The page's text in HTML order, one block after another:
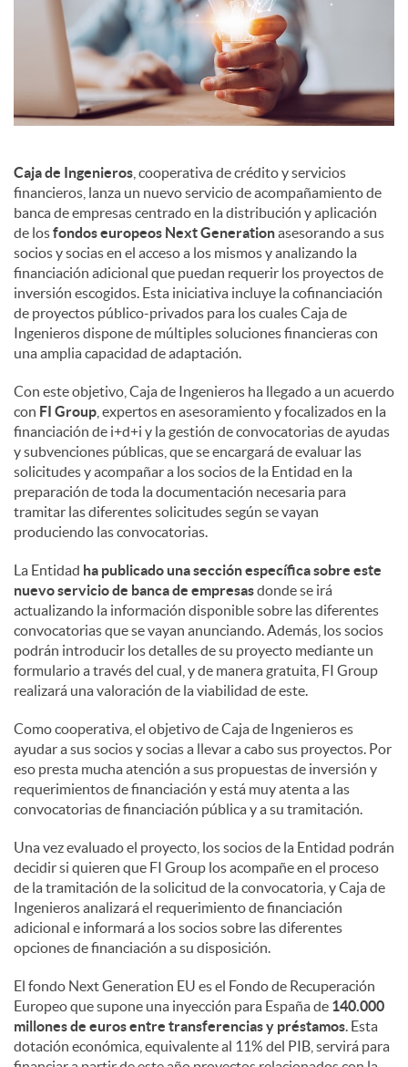
e
n
i
d
o
s
Caja de Ingenieros , cooperativa de crédito y servicios
financieros, lanza un nuevo servicio de acompañamiento de
banca de empresas centrado en la distribución y aplicación
de losfondos europeos Next Generationasesorando a sus
socios y socias en el acceso a los mismos y analizando la
financiación adicional que puedan requerir los proyectos de
inversión escogidos. Esta iniciativa incluye la cofinanciación
de proyectos público-privados para los cuales Caja de
Ingenieros dispone de múltiples soluciones financieras con
una amplia capacidad de adaptación.
Con este objetivo, Caja de Ingenieros ha llegado a un acuerdo
con FI Group , expertos en asesoramiento y focalizados en la
financiación de i+d+i y la gestión de convocatorias de ayudas
y subvenciones públicas, que se encargará de evaluar las
solicitudes y acompañar a los socios de la Entidad en la
preparación de toda la documentación necesaria para
tramitar las diferentes solicitudes según se vayan
produciendo las convocatorias.
La Entidad ha publicado una sección específica sobre este
nuevo servicio de banca de empresasdonde se irá
actualizando la información disponible sobre las diferentes
convocatorias que se vayan anunciando. Además, los socios
podrán introducir los detalles de su proyecto mediante un
formulario a través del cual, y de manera gratuita, FI Group
realizará una valoración de la viabilidad de este.
Como cooperativa, el objetivo de Caja de Ingenieros es
ayudar a sus socios y socias a llevar a cabo sus proyectos. Por
eso presta mucha atención a sus propuestas de inversión y
requerimientos de financiación y está muy atenta a las
convocatorias de financiación pública y a su tramitación.
Una vez evaluado el proyecto, los socios de la Entidad podrán
decidir si quieren que FI Group los acompañe en el proceso
de la tramitación de la solicitud de la convocatoria, y Caja de
Ingenieros analizará el requerimiento de financiación
adicional e informará a los socios sobre las diferentes
opciones de financiación a su disposición.
El fondo Next Generation EU es el Fondo de Recuperación
Europeo que supone una inyección para España de 140.000
millones de euros entre transferencias y préstamos. Esta
dotación económica, equivalente al 11% del PIB, servirá para